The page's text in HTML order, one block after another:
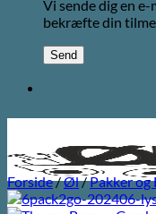
Vi sende dig en
bekræfte din
Forside/Øl/Pakker og